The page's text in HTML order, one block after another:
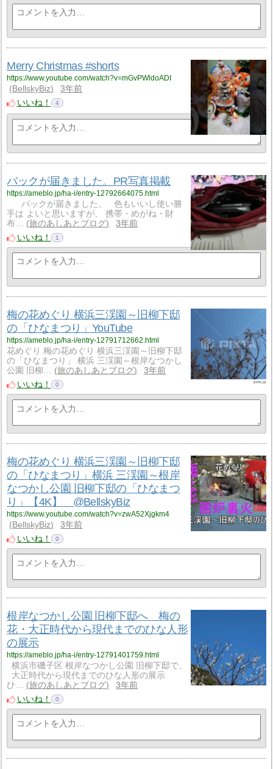
Merry Christmas #shorts
https://www.youtube.com/watch?v=mGvPWldoADI
BellskyBiz
3年前
いいね！
4
バックが届きました。PR写真掲載
https://ameblo.jp/ha-i/entry-12792664075.html
バックが届きました。 色もいいし使い勝
手は よいと思いますが、 携帯・めがね・財
布…
旅のあしあとブログ
3年前
いいね！
1
梅の花めぐり 横浜三渓園～旧柳下邸
の「ひなまつり」YouTube
https://ameblo.jp/ha-i/entry-12791712662.html
花めぐり 梅の花めぐり 横浜三渓園～旧柳下邸
の「ひなまつり」 横浜 三渓園～根岸なつかし
公園 旧柳…
旅のあしあとブログ
3年前
いいね！
0
梅の花めぐり 横浜三渓園～旧柳下邸
の「ひなまつり」横浜 三渓園～根岸
なつかし公園 旧柳下邸の「ひなまつ
り」【4K】 @BellskyBiz
https://www.youtube.com/watch?v=zwA52Xjgkm4
BellskyBiz
3年前
いいね！
0
根岸なつかし公園 旧柳下邸へ 梅の
花・大正時代から現代までのひな人形
の展示
https://ameblo.jp/ha-i/entry-12791401759.html
横浜市磯子区 根岸なつかし公園 旧柳下邸で、
大正時代から現代までのひな人形の展示
ひ…
旅のあしあとブログ
3年前
いいね！
0